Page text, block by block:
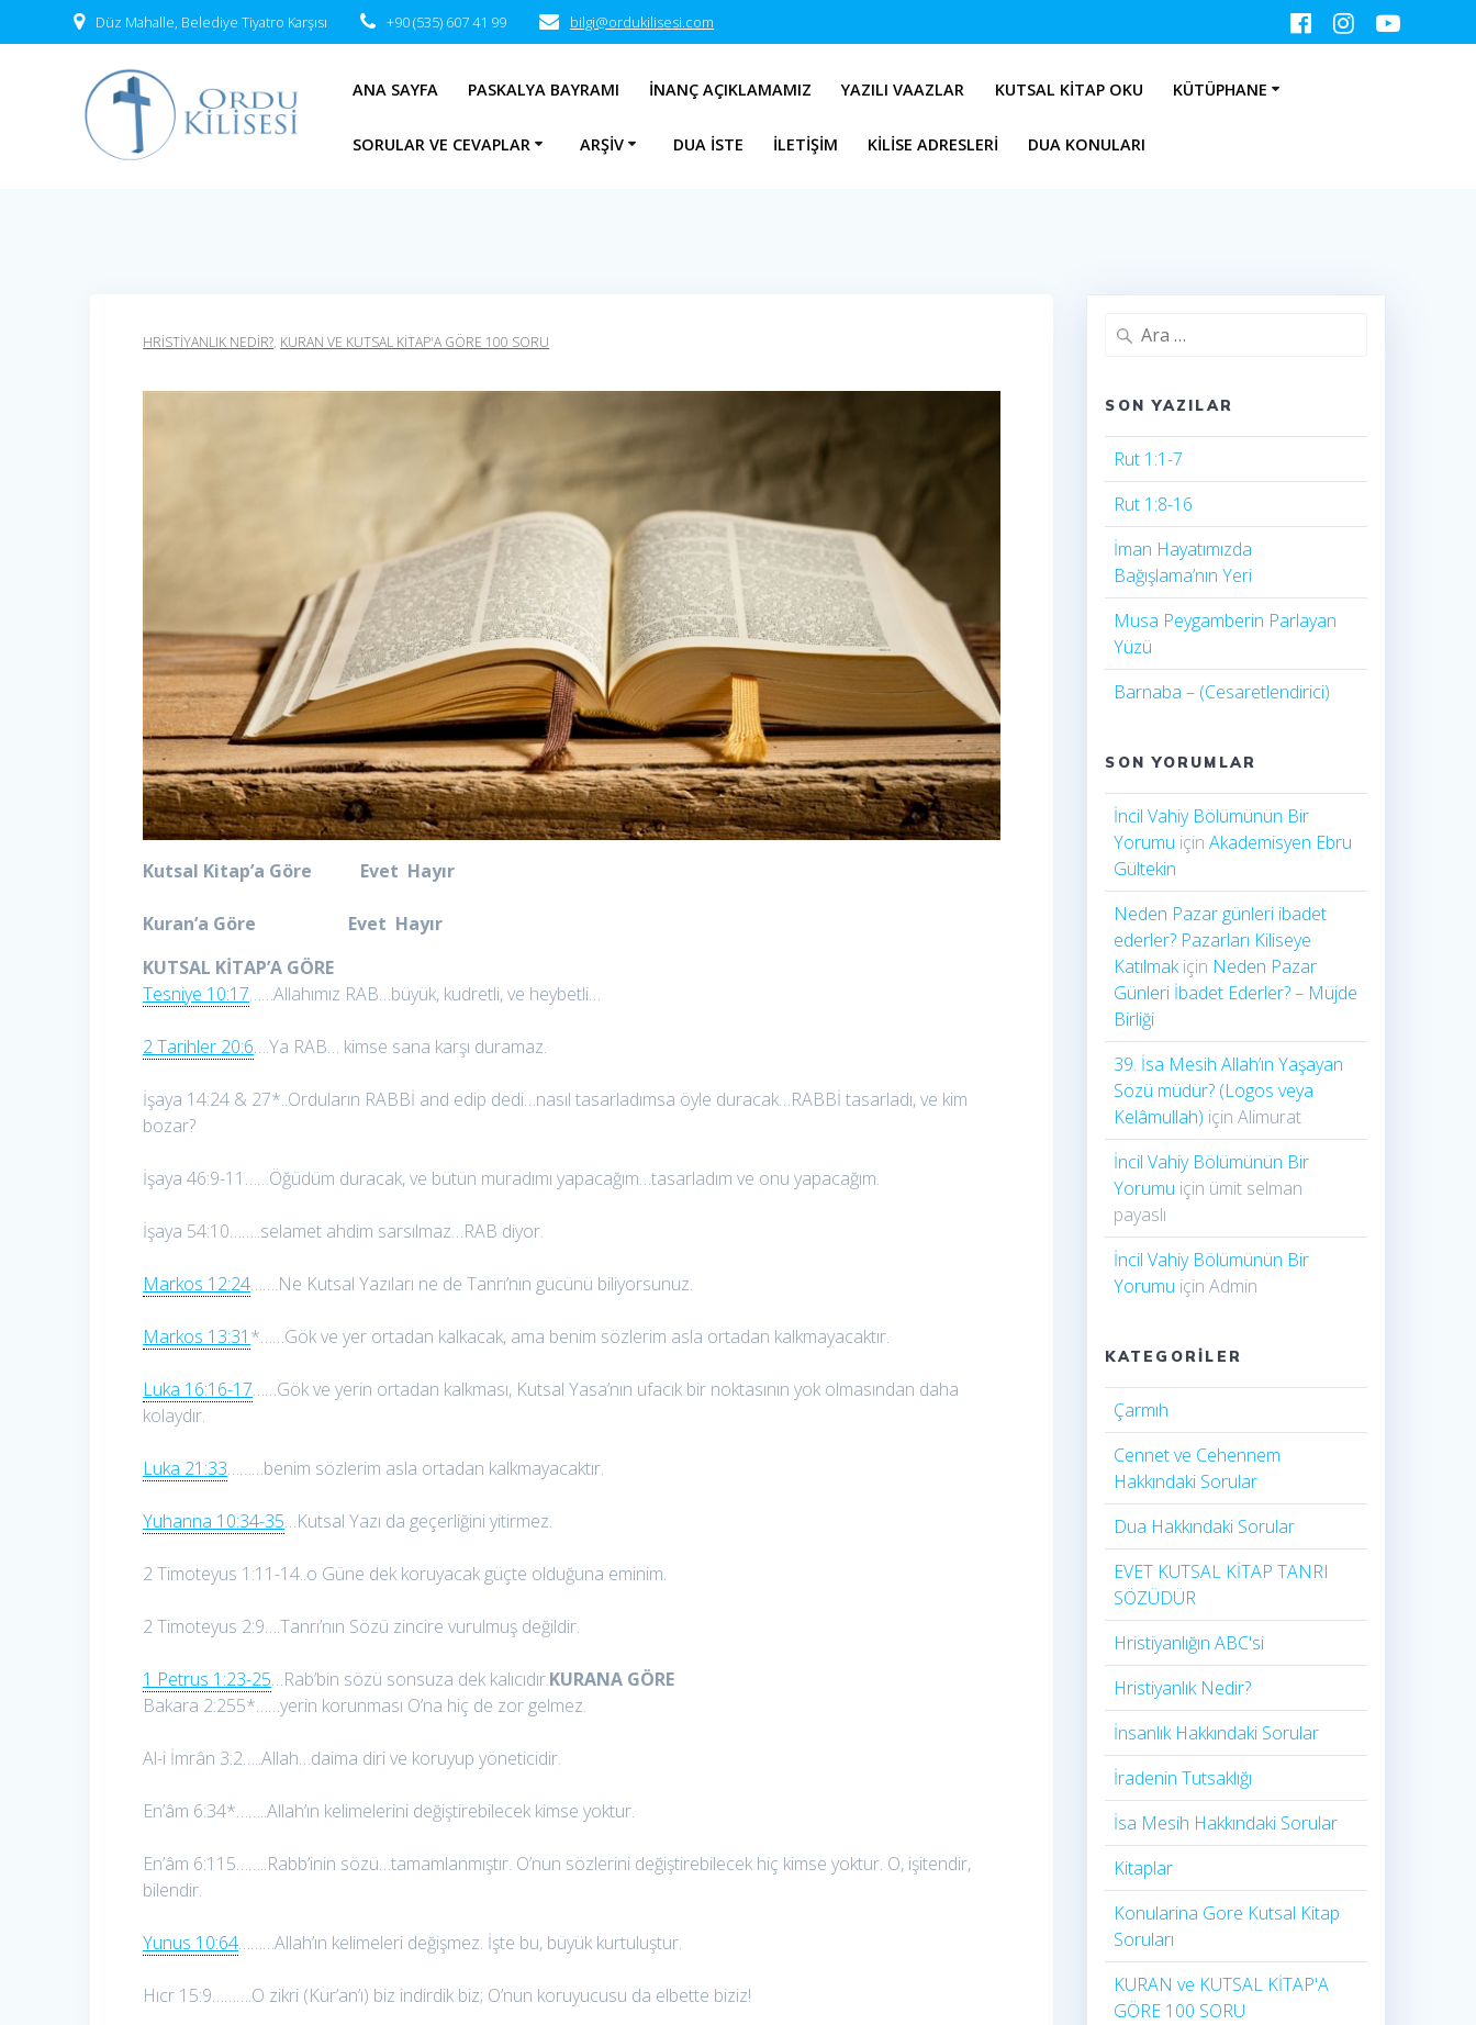
to
Düz Mahalle, Belediye Tiyatro Karşısı +90 (535) 607 41 99 bilgi@ordukilisesi.com
ANA SAYFA PASKALYA BAYRAMI İNANÇ AÇIKLAMAMIZ YAZILI VAAZLAR KUTSAL KITAP OKU KÜTÜPHANE
SORULAR VE CEVAPLAR ARŞIV DUA İSTE İLETIŞIM KILISE ADRESLERI DUA KONULARI
HRISTIYANLIK NEDIR?, KURAN VE KUTSAL KİTAP'A GÖRE 100 SORU
Kutsal Kitap’a Göre Evet Hayır
Kuran’a Göre Evet Hayır
KUTSAL KİTAP’A GÖRE
Tesniye 10:17……Allahımız RAB…büyük, kudretli, ve heybetli…
2 Tarihler 20:6….Ya RAB… kimse sana karşı duramaz.
İşaya 14:24 & 27*..Orduların RABBİ and edip dedi…nasıl tasarladımsa öyle duracak…RABBİ tasarladı, ve kim
bozar?
İşaya 46:9-11……Öğüdüm duracak, ve bütün muradımı yapacağım…tasarladım ve onu yapacağım.
İşaya 54:10……..selamet ahdim sarsılmaz…RAB diyor.
Markos 12:24…….Ne Kutsal Yazıları ne de Tanrı’nın gücünü biliyorsunuz.
Markos 13:31 *……Gök ve yer ortadan kalkacak, ama benim sözlerim asla ortadan kalkmayacaktır.
Luka 16:16-17……Gök ve yerin ortadan kalkması, Kutsal Yasa’nın ufacık bir noktasının yok olmasından daha
kolaydır.
Luka 21:33………benim sözlerim asla ortadan kalkmayacaktır.
Yuhanna 10:34-35…Kutsal Yazı da geçerliğini yitirmez.
2 Timoteyus 1:11-14..o Güne dek koruyacak güçte olduğuna eminim.
2 Timoteyus 2:9….Tanrı’nın Sözü zincire vurulmuş değildir.
1 Petrus 1:23-25…Rab’bin sözü sonsuza dek kalıcıdır.KURANA GÖRE
Bakara 2:255*……yerin korunması O’na hiç de zor gelmez.
Al-i İmrân 3:2…..Allah…daima diri ve koruyup yöneticidir.
En’âm 6:34*……..Allah’ın kelimelerini değiştirebilecek kimse yoktur.
En’âm 6:115……..Rabb’inin sözü…tamamlanmıştır. O’nun sözlerini değiştirebilecek hiç kimse yoktur. O, işitendir,
bilendir.
Yunus 10:64………Allah’ın kelimeleri değişmez. İşte bu, büyük kurtuluştur.
Hıcr 15:9……….O zikri (Kur’an’ı) biz indirdik biz; O’nun koruyucusu da elbette biziz!
Arama:
SON YAZILAR
Rut 1:1-7
Rut 1:8-16
İman Hayatımızda
Bağışlama’nın Yeri
Musa Peygamberin Parlayan
Yüzü
Barnaba – (Cesaretlendirici)
SON YORUMLAR
İncil Vahiy Bölümünün Bir
Yorumu içinAkademisyen Ebru
Gültekin
Neden Pazar günleri ibadet
ederler? Pazarları Kiliseye
Katılmakiçin Neden Pazar
Günleri İbadet Ederler? – Müjde
Birliği
39. İsa Mesih Allah’ın Yaşayan
Sözü müdür? (Logos veya
Kelâmullah) içinAlimurat
İncil Vahiy Bölümünün Bir
Yorumu için ümit selman
payaslı
İncil Vahiy Bölümünün Bir
Yorumu içinAdmin
KATEGORILER
Çarmıh​
Cennet ve Cehennem
Hakkındaki Sorular
Dua Hakkındaki Sorular
EVET KUTSAL KİTAP TANRI
SÖZÜDÜR
Hristiyanlığın ABC'si
Hristiyanlık Nedir?
İnsanlık Hakkındaki Sorular
İradenin Tutsaklığı​
İsa Mesih Hakkındaki Sorular
Kitaplar
Konularina Gore Kutsal Kitap
Soruları
KURAN ve KUTSAL KİTAP'A
GÖRE 100 SORU